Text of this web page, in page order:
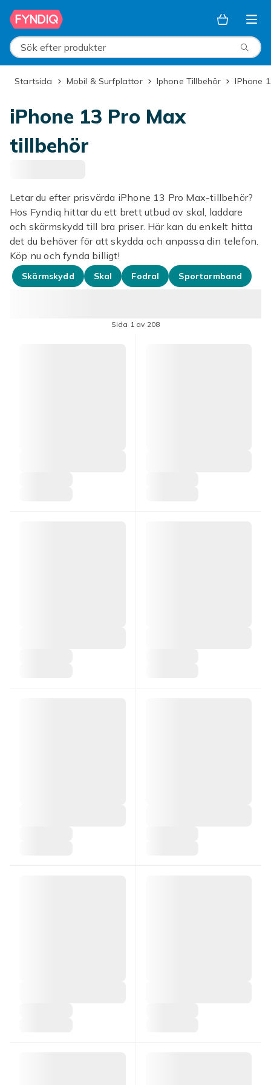
Hoppa till huvudinnehållet
Sök efter produkter
Startsida Mobil & Surfplattor Iphone Tillbehör iPhone
iPhone 13 Pro Max
tillbehör
Letar du efter prisvärda iPhone 13 Pro Max-tillbehör?
Hos Fyndiq hittar du ett brett utbud av skal, laddare
och skärmskydd till bra priser. Här kan du enkelt hitta
det du behöver för att skydda och anpassa din telefon.
Köp nu och fynda billigt!
Skärmskydd Skal Fodral Sportarmband
Sida 1 av 208